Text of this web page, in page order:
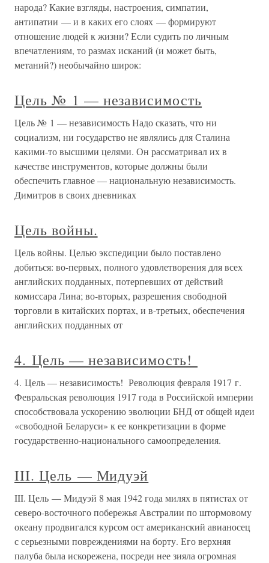
народа? Какие взгляды, настроения, симпатии,
антипатии — и в каких его слоях — формируют
отношение людей к жизни? Если судить по личным
впечатлениям, то размах исканий (и может быть,
метаний?) необычайно широк:
Цель № 1 — независимость
Цель № 1 — независимость Надо сказать, что ни
социализм, ни государство не являлись для Сталина
какими-то высшими целями. Он рассматривал их в
качестве инструментов, которые должны были
обеспечить главное — национальную независимость.
Димитров в своих дневниках
Цель войны.
Цель войны. Целью экспедиции было поставлено
добиться: во-первых, полного удовлетворения для всех
английских подданных, потерпевших от действий
комиссара Лина; во-вторых, разрешения свободной
торговли в китайских портах, и в-третьих, обеспечения
английских подданных от
4. Цель — независимость!
4. Цель — независимость! Революция февраля 1917 г.
Февральская революция 1917 года в Российской империи
способствовала ускорению эволюции БНД от общей идеи
«свободной Беларуси» к ее конкретизации в форме
государственно-национального самоопределения.
III. Цель — Мидуэй
III. Цель — Мидуэй 8 мая 1942 года милях в пятистах от
северо-восточного побережья Австралии по штормовому
океану продвигался курсом ост американский авианосец
с серьезными повреждениями на борту. Его верхняя
палуба была искорежена, посреди нее зияла огромная